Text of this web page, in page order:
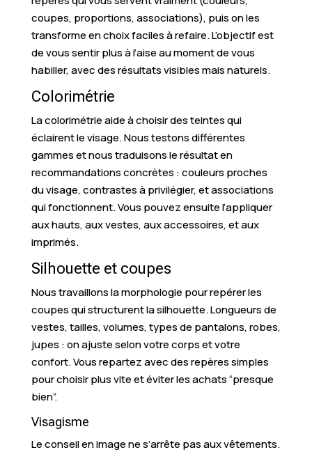
coupes, proportions, associations), puis on les
transforme en choix faciles à refaire. L’objectif est
de vous sentir plus à l’aise au moment de vous
habiller, avec des résultats visibles mais naturels.
Colorimétrie
La colorimétrie aide à choisir des teintes qui
éclairent le visage. Nous testons différentes
gammes et nous traduisons le résultat en
recommandations concrètes : couleurs proches
du visage, contrastes à privilégier, et associations
qui fonctionnent. Vous pouvez ensuite l’appliquer
aux hauts, aux vestes, aux accessoires, et aux
imprimés.
Silhouette et coupes
Nous travaillons la morphologie pour repérer les
coupes qui structurent la silhouette. Longueurs de
vestes, tailles, volumes, types de pantalons, robes,
jupes : on ajuste selon votre corps et votre
confort. Vous repartez avec des repères simples
pour choisir plus vite et éviter les achats “presque
bien”.
Visagisme
Le conseil en image ne s’arrête pas aux vêtements.